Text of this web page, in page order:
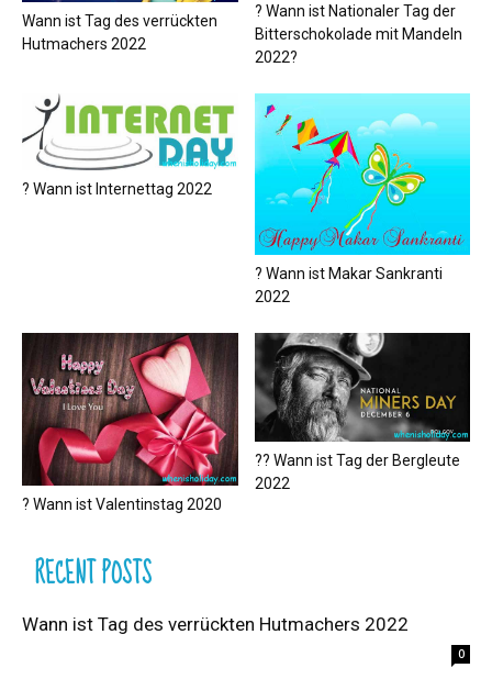
Wann ist Tag des verrückten
Hutmachers 2022
? Wann ist Nationaler Tag der
Bitterschokolade mit Mandeln
2022?
? Wann ist Internettag 2022
? Wann ist Makar Sankranti
2022
? Wann ist Valentinstag 2020
?‍? Wann ist Tag der Bergleute
2022
RECENT POSTS
Wann ist Tag des verrückten Hutmachers 2022
0